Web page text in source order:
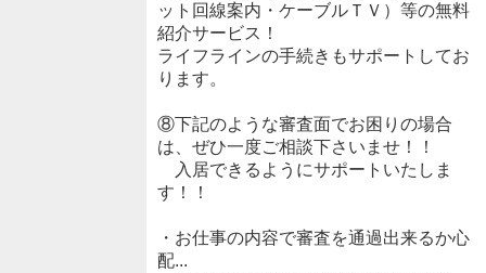
ット回線案内・ケーブルＴＶ）等の無料
紹介サービス！
ライフラインの手続きもサポートしてお
ります。
⑧下記のような審査面でお困りの場合
は、ぜひ一度ご相談下さいませ！！
入居できるようにサポートいたしま
す！！
・お仕事の内容で審査を通過出来るか心
配...